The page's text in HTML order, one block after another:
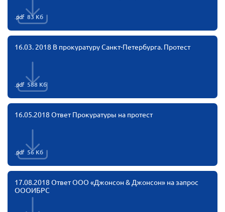
Письма и официальные ответы
Нормативно-правовые документы
Методическая литература для НКО
Исследования, аналитика, мнения
Всероссийская онлайн конференция
ОООИБРС" (25-29.08.2020)
"Рассеянный склероз: новые реалии" (26-
29.05.2022)
.pdf 83 Кб
16.03. 2018 В прокуратуру Санкт-Петербурга. Протест
.pdf 588 Кб
16.05.2018 Ответ Прокуратуры на протест
.pdf 56 Кб
17.08.2018 Ответ ООО «Джонсон & Джонсон» на запрос
ОООИБРС